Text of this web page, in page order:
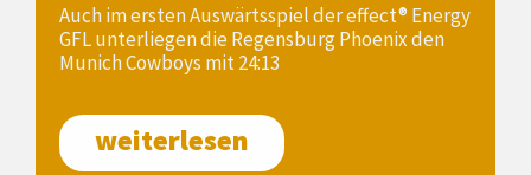
Auch im ersten Auswärtsspiel der effect® Energy
GFL unterliegen die Regensburg Phoenix den
Munich Cowboys mit 24:13
weiterlesen